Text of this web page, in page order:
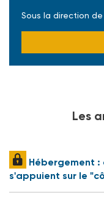
Sous la direction
Les
Hébergement
s'appuient sur le